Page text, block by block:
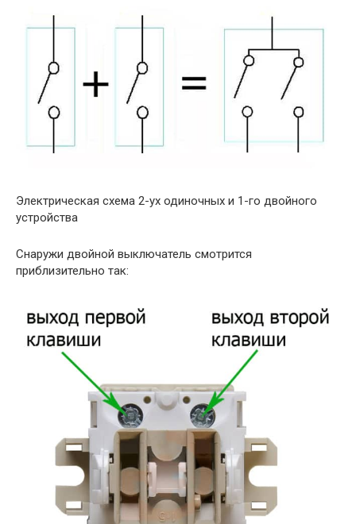
Электрическая схема 2-ух одиночных и 1-го двойного
устройства
Снаружи двойной выключатель смотрится
приблизительно так: